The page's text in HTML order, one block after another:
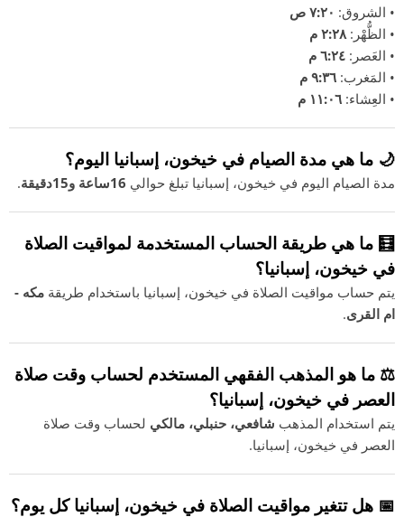
• الشروق: ٧:٢٠ ص
• الظُّهْر:٢:٢٨ م
• العَصر: ٦:٢٤ م
• المَغرب: ٩:٣٦ م
• العِشاء: ١١:٠٦ م
🌙 ما هي مدة الصيام في خيخون، إسبانيا اليوم؟
مدة الصيام اليوم في خيخون، إسبانيا تبلغ حوالي 16ساعة و15دقيقة .
🧮 ما هي طريقة الحساب المستخدمة لمواقيت الصلاة
في خيخون، إسبانيا؟
يتم حساب مواقيت الصلاة في خيخون، إسبانيا باستخدام طريقة مكه -
ام القرى.
⚖️ ما هو المذهب الفقهي المستخدم لحساب وقت صلاة
العصر في خيخون، إسبانيا؟
يتم استخدام المذهب شافعي، حنبلي، مالكي لحساب وقت صلاة
العصر في خيخون، إسبانيا.
📅 هل تتغير مواقيت الصلاة في خيخون، إسبانيا كل يوم؟